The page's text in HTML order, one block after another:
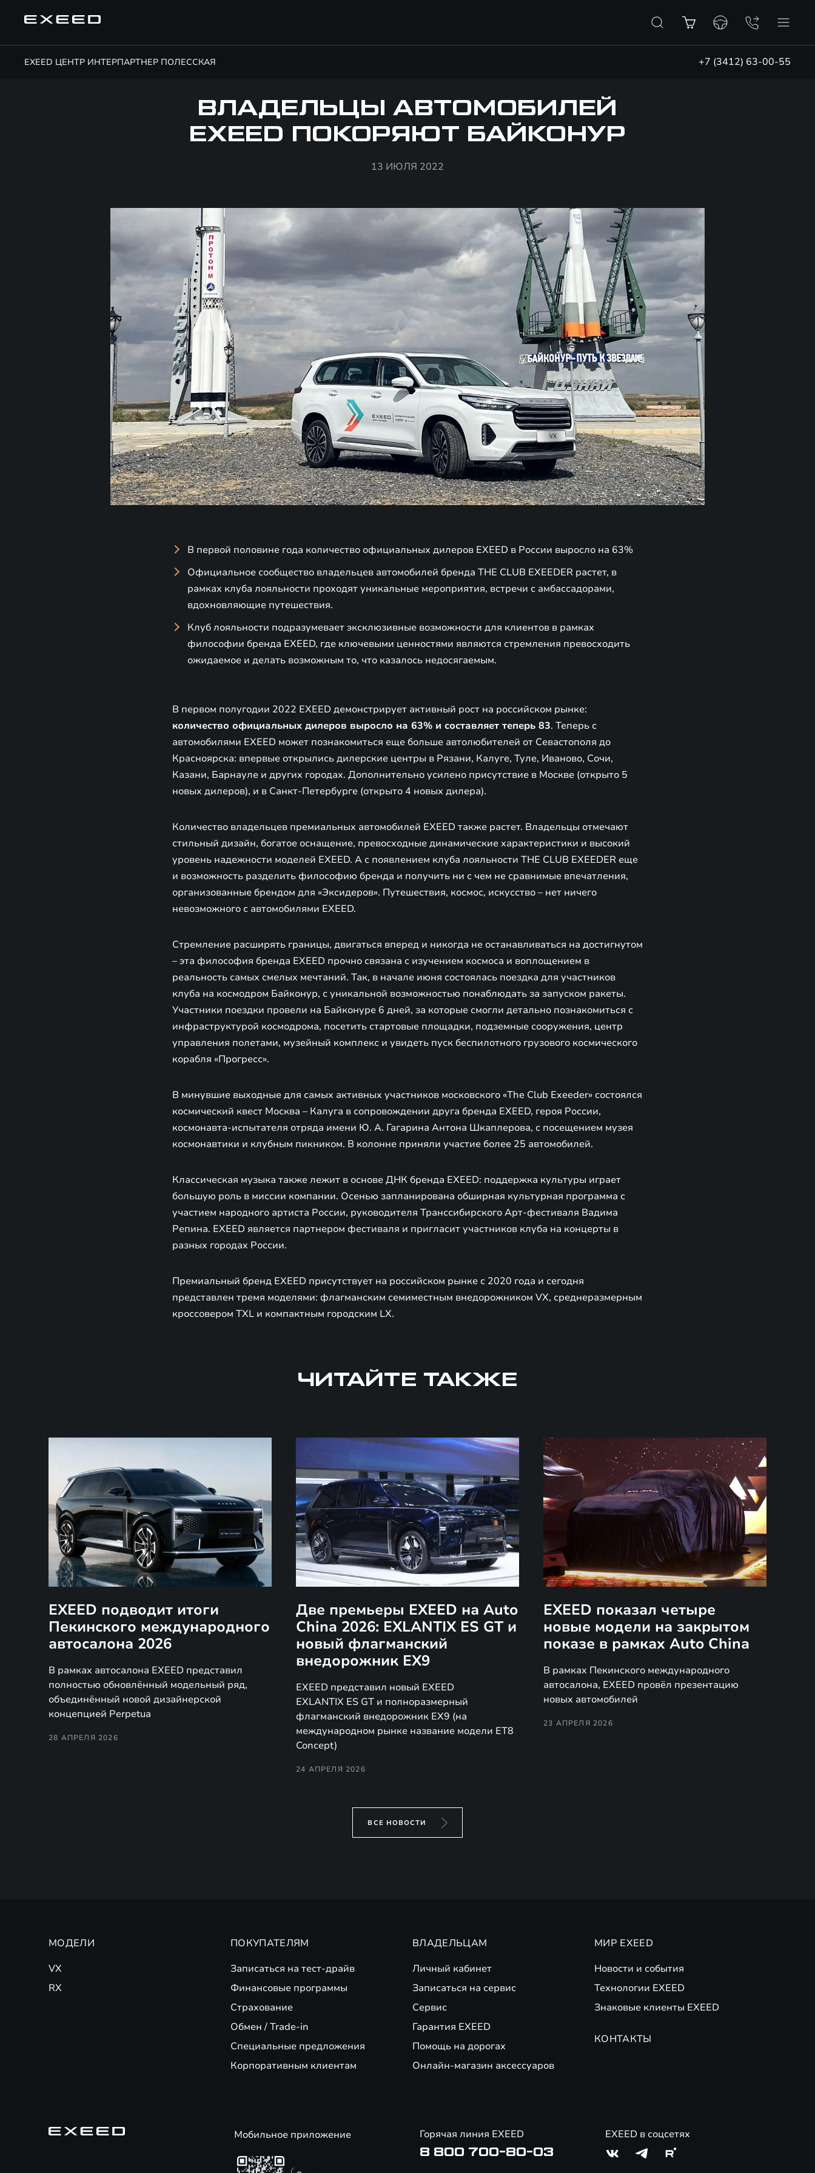
EXEED ЦЕНТР ИНТЕРПАРТНЕР ПОЛЕССКАЯ +7 (3412) 63-00-55
ВЛАДЕЛЬЦЫ АВТОМОБИЛЕЙ
EXEED ПОКОРЯЮТ БАЙКОНУР
13 ИЮЛЯ 2022
В первой половине года количество официальных дилеров EXEED в России выросло на 63%
Официальное сообщество владельцев автомобилей бренда THE CLUB EXEEDER растет, в
рамках клуба лояльности проходят уникальные мероприятия, встречи с амбассадорами,
вдохновляющие путешествия.
Клуб лояльности подразумевает эксклюзивные возможности для клиентов в рамках
философии бренда EXEED, где ключевыми ценностями являются стремления превосходить
ожидаемое и делать возможным то, что казалось недосягаемым.
В первом полугодии 2022 EXEED демонстрирует активный рост на российском рынке:
количество официальных дилеров выросло на 63% и составляет теперь 83. Теперь с
автомобилями EXEED может познакомиться еще больше автолюбителей от Севастополя до
Красноярска: впервые открылись дилерские центры в Рязани, Калуге, Туле, Иваново, Сочи,
Казани, Барнауле и других городах. Дополнительно усилено присутствие в Москве (открыто 5
новых дилеров), и в Санкт-Петербурге (открыто 4 новых дилера).
Количество владельцев премиальных автомобилей EXEED также растет. Владельцы отмечают
стильный дизайн, богатое оснащение, превосходные динамические характеристики и высокий
уровень надежности моделей EXEED. А с появлением клуба лояльности THE CLUB EXEEDER еще
и возможность разделить философию бренда и получить ни с чем не сравнимые впечатления,
организованные брендом для «Эксидеров». Путешествия, космос, искусство – нет ничего
невозможного с автомобилями EXEED.
Стремление расширять границы, двигаться вперед и никогда не останавливаться на достигнутом
– эта философия бренда EXEED прочно связана с изучением космоса и воплощением в
реальность самых смелых мечтаний. Так, в начале июня состоялась поездка для участников
клуба на космодром Байконур, с уникальной возможностью понаблюдать за запуском ракеты.
Участники поездки провели на Байконуре 6 дней, за которые смогли детально познакомиться с
инфраструктурой космодрома, посетить стартовые площадки, подземные сооружения, центр
управления полетами, музейный комплекс и увидеть пуск беспилотного грузового космического
корабля «Прогресс».
В минувшие выходные для самых активных участников московского «The Club Exeeder» состоялся
космический квест Москва – Калуга в сопровождении друга бренда EXEED, героя России,
космонавта-испытателя отряда имени Ю. А. Гагарина Антона Шкаплерова, с посещением музея
космонавтики и клубным пикником. В колонне приняли участие более 25 автомобилей.
Классическая музыка также лежит в основе ДНК бренда EXEED: поддержка культуры играет
большую роль в миссии компании. Осенью запланирована обширная культурная программа с
участием народного артиста России, руководителя Транссибирского Арт-фестиваля Вадима
Репина. EXEED является партнером фестиваля и пригласит участников клуба на концерты в
разных городах России.
Премиальный бренд EXEED присутствует на российском рынке с 2020 года и сегодня
представлен тремя моделями: флагманским семиместным внедорожником VX, среднеразмерным
кроссовером TXL и компактным городским LX.
ЧИТАЙТЕ ТАКЖЕ
EXEED подводит итоги
Пекинского международного
автосалона 2026
В рамках автосалона EXEED представил
полностью обновлённый модельный ряд,
объединённый новой дизайнерской
концепцией Perpetua
28 АПРЕЛЯ 2026
Две премьеры EXEED на Auto
China 2026: EXLANTIX ES GT и
новый флагманский
внедорожник EX9
EXEED представил новый EXEED
EXLANTIX ES GT и полноразмерный
флагманский внедорожник EX9 (на
международном рынке название модели ET8
Concept)
24 АПРЕЛЯ 2026
EXEED показал четыре
новые модели на закрытом
показе в рамках Auto China
В рамках Пекинского международного
автосалона, EXEED провёл презентацию
новых автомобилей
23 АПРЕЛЯ 2026
ВСЕ НОВОСТИ
МОДЕЛИ
VX
RX
ПОКУПАТЕЛЯМ
Записаться на тест-драйв
Финансовые программы
Страхование
Обмен / Trade-in
Специальные предложения
Корпоративным клиентам
ВЛАДЕЛЬЦАМ
Личный кабинет
Записаться на сервис
Сервис
Гарантия EXEED
Помощь на дорогах
Онлайн-магазин аксессуаров
МИР EXEED
Новости и события
Технологии EXEED
Знаковые клиенты EXEED
КОНТАКТЫ
Мобильное приложение Горячая линия EXEED
8 800 700-80-03
EXEED в соцсетях